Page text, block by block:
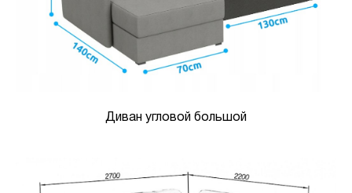
Диван угловой большой